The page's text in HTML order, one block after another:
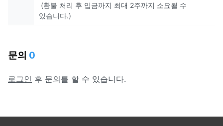
(환불 처리 후 입금까지 최대 2주까지 소요될 수
있습니다.)
문의 0
로그인 후 문의를 할 수 있습니다.